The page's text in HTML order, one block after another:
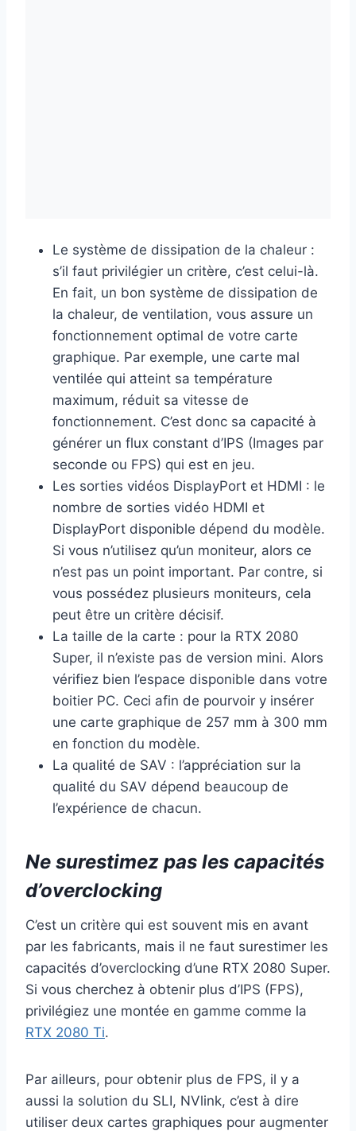
Le système de dissipation de la chaleur :
s’il faut privilégier un critère, c’est celui-là.
En fait, un bon système de dissipation de
la chaleur, de ventilation, vous assure un
fonctionnement optimal de votre carte
graphique. Par exemple, une carte mal
ventilée qui atteint sa température
maximum, réduit sa vitesse de
fonctionnement. C’est donc sa capacité à
générer un flux constant d’IPS (Images par
seconde ou FPS) qui est en jeu.
Les sorties vidéos DisplayPort et HDMI : le
nombre de sorties vidéo HDMI et
DisplayPort disponible dépend du modèle.
Si vous n’utilisez qu’un moniteur, alors ce
n’est pas un point important. Par contre, si
vous possédez plusieurs moniteurs, cela
peut être un critère décisif.
La taille de la carte : pour la RTX 2080
Super, il n’existe pas de version mini. Alors
vérifiez bien l’espace disponible dans votre
boitier PC. Ceci afin de pourvoir y insérer
une carte graphique de 257 mm à 300 mm
en fonction du modèle.
La qualité de SAV : l’appréciation sur la
qualité du SAV dépend beaucoup de
l’expérience de chacun.
Ne surestimez pas les capacités
d’overclocking
C’est un critère qui est souvent mis en avant
par les fabricants, mais il ne faut surestimer les
capacités d’overclocking d’une RTX 2080 Super.
Si vous cherchez à obtenir plus d’IPS (FPS),
privilégiez une montée en gamme comme la
RTX 2080 Ti.
Par ailleurs, pour obtenir plus de FPS, il y a
aussi la solution du SLI, NVlink, c’est à dire
utiliser deux cartes graphiques pour augmenter